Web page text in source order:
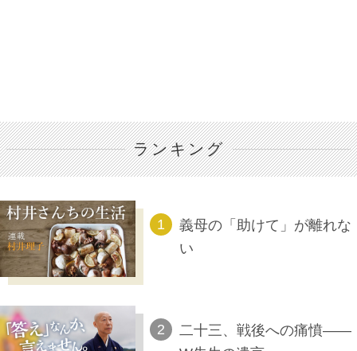
ランキング
義母の「助けて」が離れな
い
二十三、戦後への痛憤――